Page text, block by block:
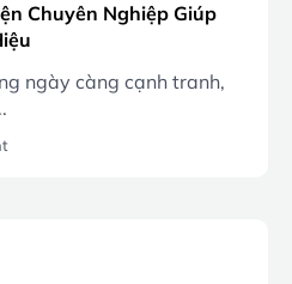
Chuyên Nghiệp Giúp
ngày càng cạnh tranh,